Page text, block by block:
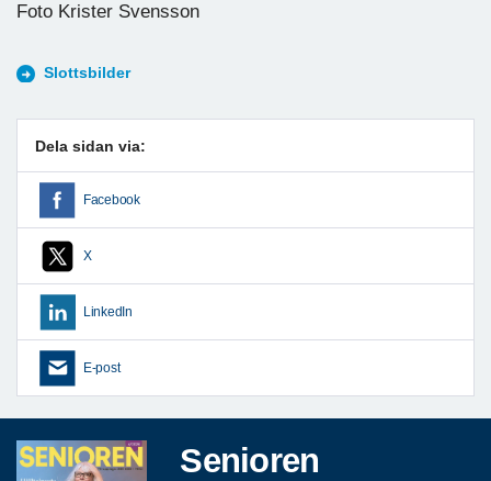
Foto Krister Svensson
Slottsbilder
Dela sidan via:
Facebook
X
LinkedIn
E-post
Senioren